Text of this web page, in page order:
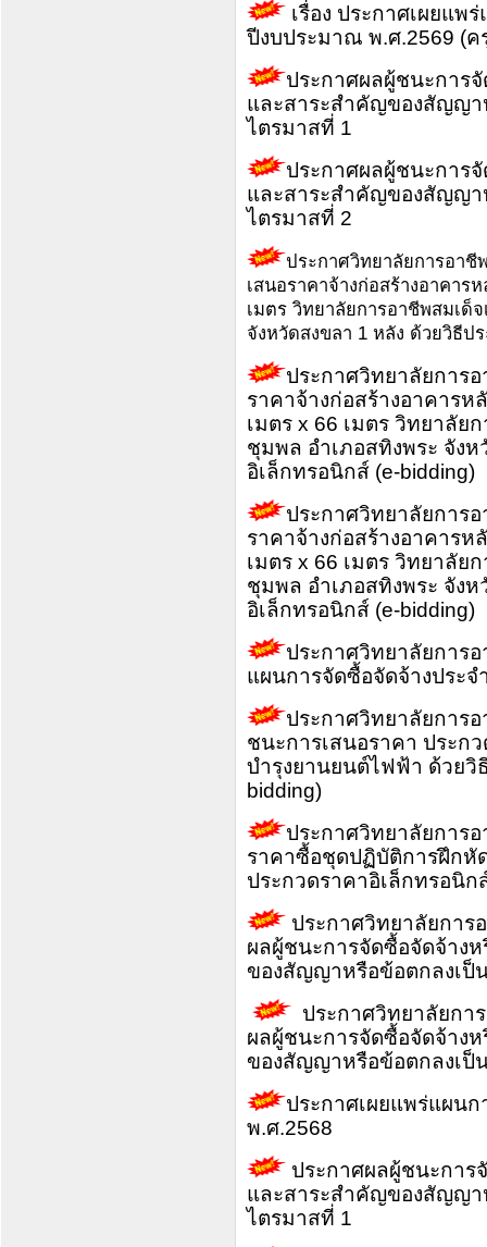
เรื่อง ประกาศเผยแพ
ปีงบประมาณ พ.ศ.2569 (
ประกาศผลผู้ชนะการ
และสาระสำคัญของสัญญา
ไตรมาสที่ 1
ประกาศผลผู้ชนะการ
และสาระสำคัญของสัญญา
ไตรมาสที่ 2
ประกาศวิทยาลัยการอาชี
เสนอราคาจ้างก่อสร้างอาคาร
เมตร วิทยาลัยการอาชีพสมเด็
จังหวัดสงขลา 1 หลัง ด้วยวิธีป
ประกาศวิทยาลัยการอ
ราคาจ้างก่อสร้างอาคาร
เมตร x 66 เมตร วิทยาลัย
ชุมพล อำเภอสทิงพระ จัง
อิเล็กทรอนิกส์ (e-bidding)
ประกาศวิทยาลัยการอ
ราคาจ้างก่อสร้างอาคาร
เมตร x 66 เมตร วิทยาลัย
ชุมพล อำเภอสทิงพระ จัง
อิเล็กทรอนิกส์ (e-bidding)
ประกาศวิทยาลัยการอ
แผนการจัดซื้อจัดจ้างประ
ประกาศวิทยาลัยการอ
ชนะการเสนอราคา ประ
บำรุงยานยนต์ไฟฟ้า ด้วยวิ
bidding)
ประกาศวิทยาลัยการอ
ราคาซื้อชุดปฏิบัติการฝึกหั
ประกวดราคาอิเล็กทรอนิก
ประกาศวิทยาลัยการ
ผลผู้ชนะการจัดซื้อจัดจ้าง
ของสัญญาหรือข้อตกลงเป็
ประกาศวิทยาลัยกา
ผลผู้ชนะการจัดซื้อจัดจ้าง
ของสัญญาหรือข้อตกลงเป็
ประกาศเผยแพร่แผน
พ.ศ.2568
ประกาศผลผู้ชนะการ
และสาระสำคัญของสัญญา
ไตรมาสที่ 1